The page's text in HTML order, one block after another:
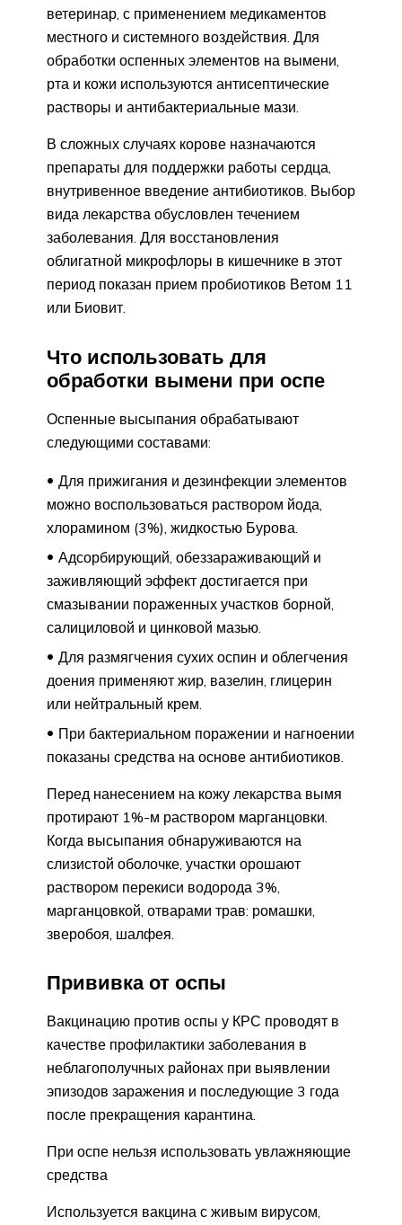
ветеринар, с применением медикаментов
местного и системного воздействия. Для
обработки оспенных элементов на вымени,
рта и кожи используются антисептические
растворы и антибактериальные мази.
В сложных случаях корове назначаются
препараты для поддержки работы сердца,
внутривенное введение антибиотиков. Выбор
вида лекарства обусловлен течением
заболевания. Для восстановления
облигатной микрофлоры в кишечнике в этот
период показан прием пробиотиков Ветом 11
или Биовит.
Что использовать для
обработки вымени при оспе
Оспенные высыпания обрабатывают
следующими составами:
Для прижигания и дезинфекции элементов
можно воспользоваться раствором йода,
хлорамином (3%), жидкостью Бурова.
Адсорбирующий, обеззараживающий и
заживляющий эффект достигается при
смазывании пораженных участков борной,
салициловой и цинковой мазью.
Для размягчения сухих оспин и облегчения
доения применяют жир, вазелин, глицерин
или нейтральный крем.
При бактериальном поражении и нагноении
показаны средства на основе антибиотиков.
Перед нанесением на кожу лекарства вымя
протирают 1%-м раствором марганцовки.
Когда высыпания обнаруживаются на
слизистой оболочке, участки орошают
раствором перекиси водорода 3%,
марганцовкой, отварами трав: ромашки,
зверобоя, шалфея.
Прививка от оспы
Вакцинацию против оспы у КРС проводят в
качестве профилактики заболевания в
неблагополучных районах при выявлении
эпизодов заражения и последующие 3 года
после прекращения карантина.
При оспе нельзя использовать увлажняющие
средства
Используется вакцина с живым вирусом,